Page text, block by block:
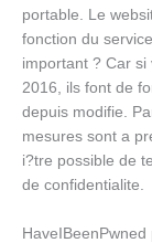
portable. Le
fonction du
important ? Car si
2016, ils font de
depuis modifie.
mesures sont a
i?tre possible de
de confidentialite.